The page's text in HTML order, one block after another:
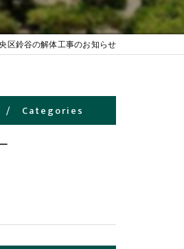
区鈴谷の解体工事のお知らせ
Categories